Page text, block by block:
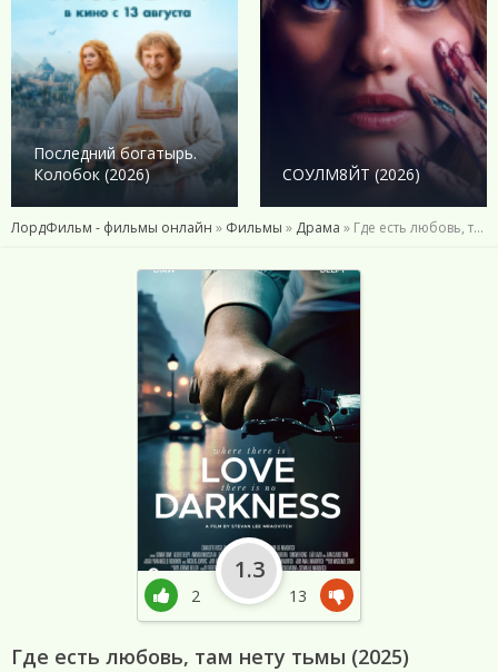
Последний богатырь.
Колобок (2026)
СОУЛМ8ЙТ (2026)
ЛордФильм - фильмы онлайн » Фильмы » Драма » Где есть любовь, там нету тьмы (2025)
Где есть любовь, там нету тьмы (2025)
2
1.3
13